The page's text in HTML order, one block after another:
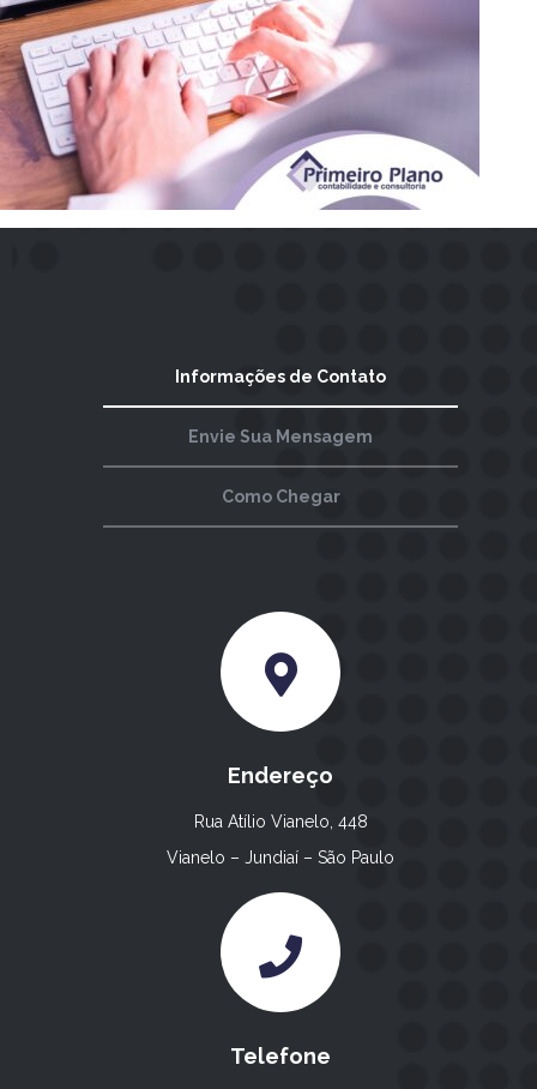
Informações de Contato
Envie Sua Mensagem
Como Chegar
Endereço
Rua Atílio Vianelo, 448
Vianelo – Jundiaí – São Paulo
Telefone